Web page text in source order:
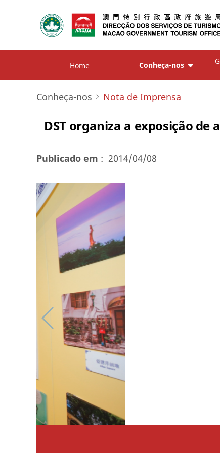
Home Conheça-nos
Conheça-nos Nota de Imprensa
DST organiza a exposição
Publicado em : 2014/04/08
Exposição de arte atrai visita dos